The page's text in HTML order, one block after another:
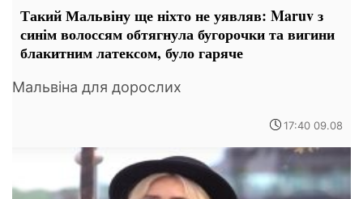
Такий Мальвіну ще ніхто не уявляв: Maruv з
синім волоссям обтягнула бугорочки та вигини
блакитним латексом, було гаряче
Мальвіна для дорослих
17:40 09.08